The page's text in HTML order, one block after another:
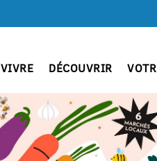
VIVRE DÉCOUVRIR